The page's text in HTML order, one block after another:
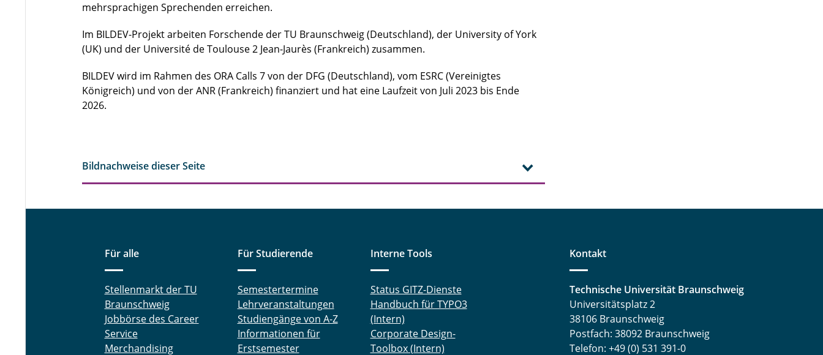
mehrsprachigen Sprechenden erreichen.
Im BILDEV-Projekt arbeiten Forschende der TU Braunschweig (Deutschland), der University of York
(UK) und der Université de Toulouse 2 Jean-Jaurès (Frankreich) zusammen.
BILDEV wird im Rahmen des ORA Calls 7 von der DFG (Deutschland), vom ESRC (Vereinigtes
Königreich) und von der ANR (Frankreich) finanziert und hat eine Laufzeit von Juli 2023 bis Ende
2026.
Bildnachweise dieser Seite
Für alle
Stellenmarkt der TU
Braunschweig
Jobbörse des Career
Service
Merchandising
Für Studierende
Semestertermine
Lehrveranstaltungen
Studiengänge von A-Z
Informationen für
Erstsemester
Interne Tools
Status GITZ-Dienste
Handbuch für TYPO3
(Intern)
Corporate Design-
Toolbox (Intern)
Kontakt
Technische Universität Braunschweig
Universitätsplatz 2
38106 Braunschweig
Postfach: 38092 Braunschweig
Telefon: +49 (0) 531 391-0